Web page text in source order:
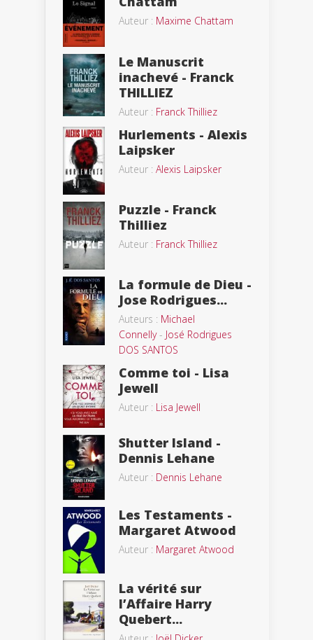
Auteur : Maxime Chattam
Le Manuscrit
inachevé - Franck
THILLIEZ
Auteur : Franck Thilliez
Hurlements - Alexis
Laipsker
Auteur : Alexis Laipsker
Puzzle - Franck
Thilliez
Auteur : Franck Thilliez
La formule de Dieu -
Jose Rodrigues...
Auteurs : Michael
Connelly- José Rodrigues
DOS SANTOS
Comme toi - Lisa
Jewell
Auteur : Lisa Jewell
Shutter Island -
Dennis Lehane
Auteur : Dennis Lehane
Les Testaments -
Margaret Atwood
Auteur : Margaret Atwood
La vérité sur
l’Affaire Harry
Quebert...